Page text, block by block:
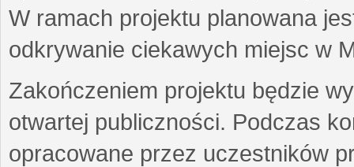
W ramach projektu planowana
odkrywanie ciekawych miejsc w
Zakończeniem projektu będzie
otwartej publiczności. Podczas
opracowane przez uczestników